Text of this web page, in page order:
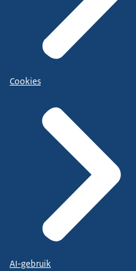
Cookies
AI-gebruik